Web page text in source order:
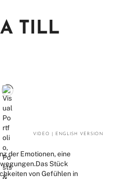
TILL
VIDEO ENGLISH VERSION
der Emotionen, eine
Stück
von Gefühlen in